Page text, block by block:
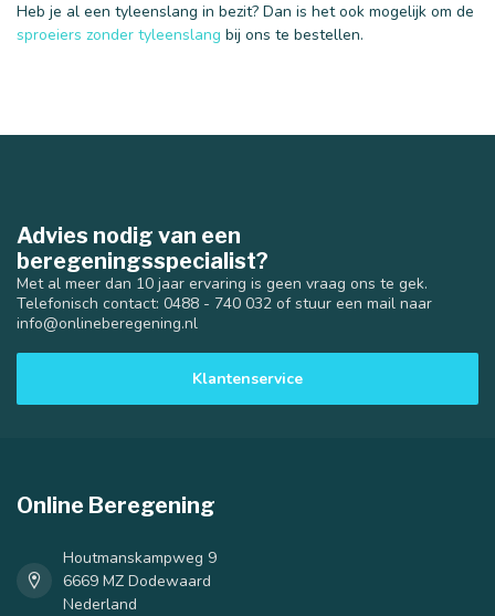
Heb je al een tyleenslang in bezit? Dan is het ook mogelijk om de
sproeiers zonder tyleenslang bij ons te bestellen.
Advies nodig van een
beregeningsspecialist?
Met al meer dan 10 jaar ervaring is geen vraag ons te gek.
Telefonisch contact: 0488 - 740 032 of stuur een mail naar
info@onlineberegening.nl
Klantenservice
Online Beregening
Houtmanskampweg 9
6669 MZ Dodewaard
Nederland